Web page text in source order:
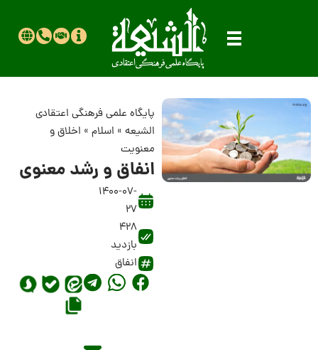
پایگاه علمی فرهنگی اعتقادی
الشیعه» اسلام» اخلاق و
معنویت
انفاق و رشد معنوی
1400-07-
27
428
بازدید
انفاق